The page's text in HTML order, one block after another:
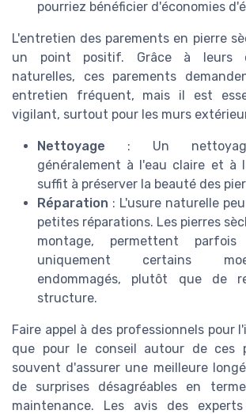
pourriez bénéficier d'économies
L'entretien des parements en pierre
un point positif. Grâce à leurs
naturelles, ces parements
entretien fréquent, mais il est
vigilant, surtout pour les murs
Nettoyage : Un nettoyage
généralement à l'eau claire et à
suffit à préserver la beauté des
Réparation : L'usure naturelle
petites réparations. Les pierres
montage, permettent
uniquement certains
endommagés, plutôt que de
structure.
Faire appel à des professionnels pour
que pour le conseil autour de ces
souvent d'assurer une meilleure
de surprises désagréables en
maintenance. Les avis des